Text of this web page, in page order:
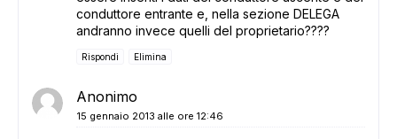
conduttore entrante e, nella sezione DELEGA
andranno invece quelli del proprietario????
Rispondi Elimina
Anonimo
15 gennaio 2013 alle ore 12:46